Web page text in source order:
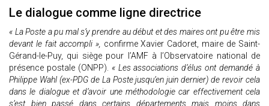
Le dialogue comme ligne directrice
« La Poste a pu mal s’y prendre au début et des maires ont pu être mis
devant le fait accompli », confirme Xavier Cadoret, maire de Saint-
Gérand-le-Puy, qui siège pour l’AMF à l’Observatoire national de
présence postale (ONPP). « Les associations d’élus ont demandé à
Philippe Wahl (ex-PDG de La Poste jusqu’en juin dernier) de revoir cela
dans le dialogue et d’avoir une méthodologie car effectivement cela
s’est bien passé dans certains départements mais moins dans